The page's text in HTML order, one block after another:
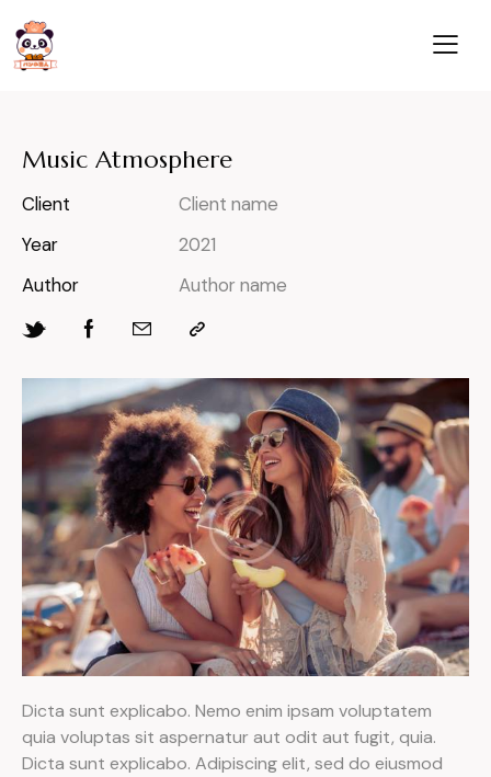
Music Atmosphere
Client
Client name
Year
2021
Author
Author name
Dicta sunt explicabo. Nemo enim ipsam voluptatem
quia voluptas sit aspernatur aut odit aut fugit, quia.
Dicta sunt explicabo. Adipiscing elit, sed do eiusmod